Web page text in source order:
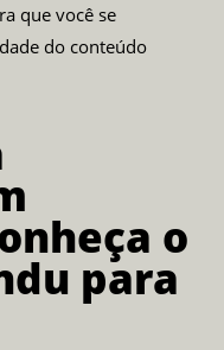
que você se
do conteúdo
o
para